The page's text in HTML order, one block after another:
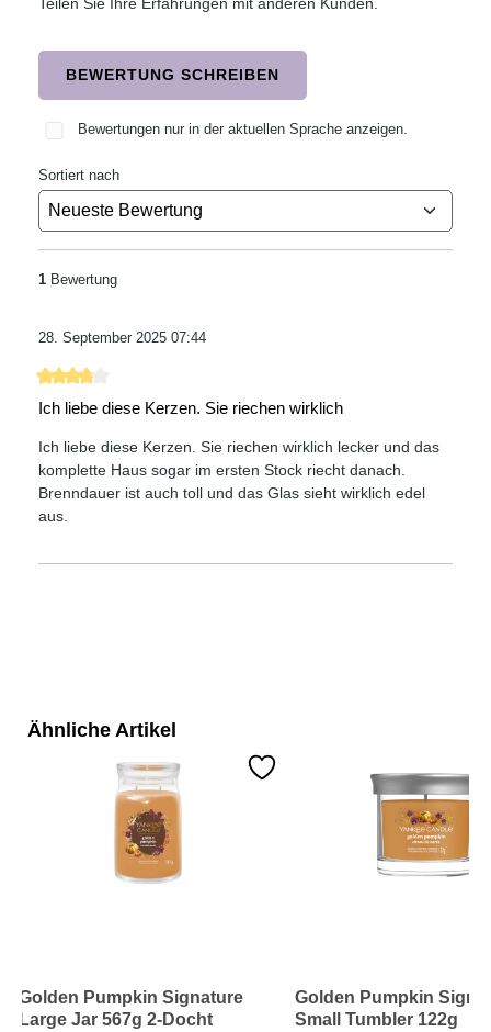
BEWERTUNG SCHREIBEN
Bewertungen nur in der aktuellen Sprache anzeigen.
Sortiert nach
1 Bewertung
28. September 2025 07:44
Bewertung mit 4 von 5 Sternen
Ich liebe diese Kerzen. Sie riechen wirklich
Ich liebe diese Kerzen. Sie riechen wirklich lecker und das
komplette Haus sogar im ersten Stock riecht danach.
Brenndauer ist auch toll und das Glas sieht wirklich edel
aus.
Ähnliche Artikel
Golden Pumpkin Signature
Large Jar 567g 2-Docht
Golden Pumpkin
Small Tumbler 122g